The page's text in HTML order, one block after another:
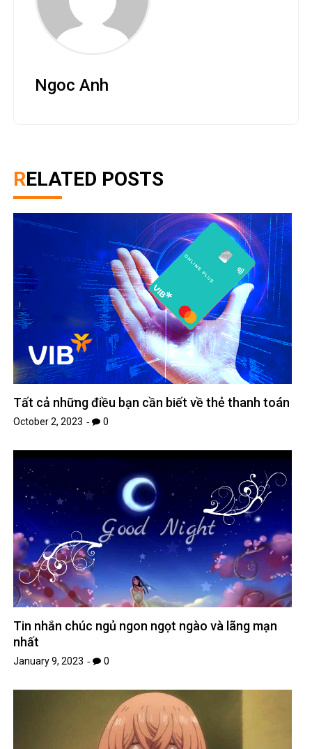
Ngoc Anh
RELATED POSTS
Tất cả những điều bạn cần biết về thẻ thanh toán
October 2, 2023 0
Tin nhắn chúc ngủ ngon ngọt ngào và lãng mạn
nhất
January 9, 2023 0